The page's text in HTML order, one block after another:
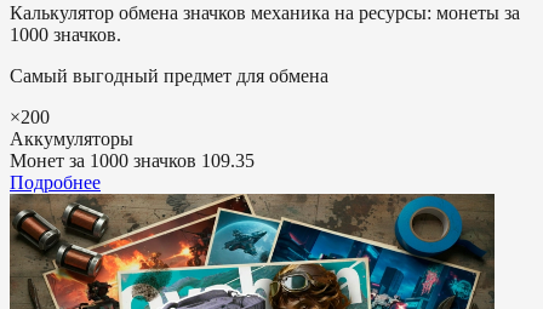
Калькулятор обмена значков механика на ресурсы: монеты за
1000 значков.
Самый выгодный предмет для обмена
×200
Аккумуляторы
Монет за 1000 значков 109.35
Подробнее